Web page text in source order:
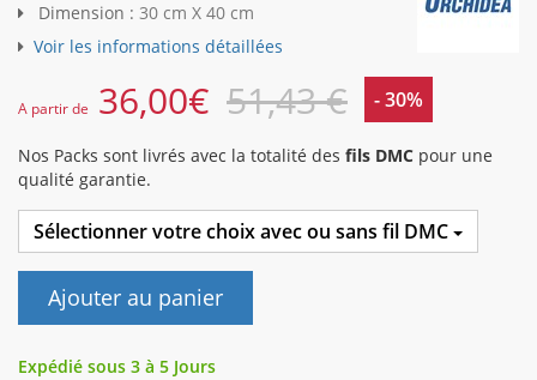
Dimension : 30 cm X 40 cm
Voir les informations détaillées
A partir de 36,00€ 51,43 € - 30%
Nos Packs sont livrés avec la totalité des fils DMC pour une
qualité garantie.
Sélectionner votre choix avec ou sans fil DMC
Ajouter au panier
Expédié sous 3 à 5 Jours